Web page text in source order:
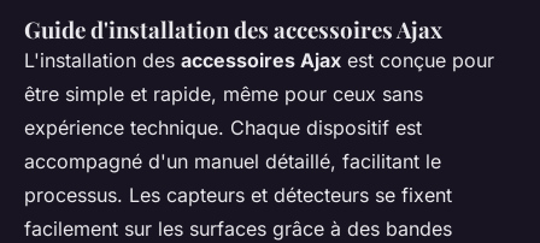
Guide d'installation des accessoires Ajax
L'installation des accessoires Ajax est conçue pour
être simple et rapide, même pour ceux sans
expérience technique. Chaque dispositif est
accompagné d'un manuel détaillé, facilitant le
processus. Les capteurs et détecteurs se fixent
facilement sur les surfaces grâce à des bandes